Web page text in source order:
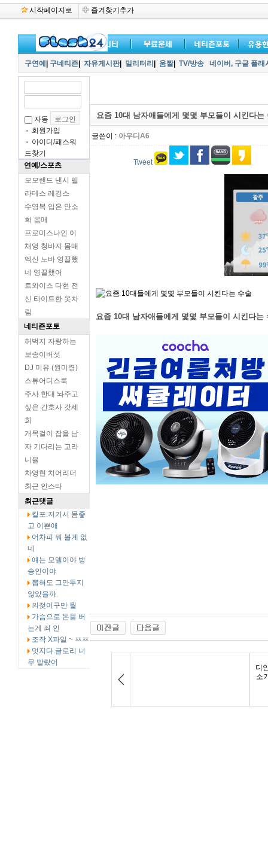
시작페이지로 즐겨찾기추가
구연예 구네티즌 자유게시판| 밀리터리 움짤| TV/방송 네이버, 구글 플
자동
회원가입
아이디/패스워
드찾기
연예/스포츠
모모랜드 낸시 필
라테스 레깅스
수영복 입은 안소
희 몸매
프로미스나인 이
채영 청바지 몸매
엑신 노바 영끌했
네 영끌했어
트와이스 다현 전
신 타이트한 옷차
림
네티즌포토
허벅지 자랑하는
보송이버섯
DJ 미유 (원미령)
스튜어디스룩
주사 한대 놔주고
싶은 간호사 갓세
희
개목걸이 잡을 남
자 기다리는 고라
니율
차영현 치어리더
최근 인스타
최근댓글
킬포:저기서 몸좋
고 이쁜애
어차피 뭐 볼게 없
네
얘는 모델이야 방
송인이야
뽑혀도 그만두지
않았을까.
의젖이구만 뭘
가슴으로 돈을 버
는게 죄 인
조작 X파일 ~ ㅉㅉ
멋지다 글로리 너
무 말랐어
요즘 10대 남자애들에게 몇몇 부모들이 시킨다는
글쓴이 : 아우디A6
Tweet
요즘 10대 남자애들에게 몇몇 부모들이 시킨다는